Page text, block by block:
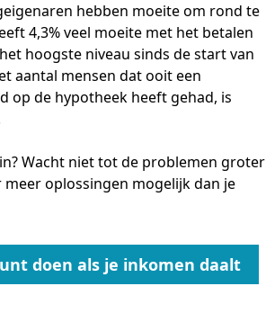
hebben moeite om rond te
4,3% veel moeite met het betalen
hoogste niveau sinds de start van
aantal mensen dat ooit een
op de hypotheek heeft gehad, is
Wacht niet tot de problemen groter
meer oplossingen mogelijk dan je
doen als je inkomen daalt